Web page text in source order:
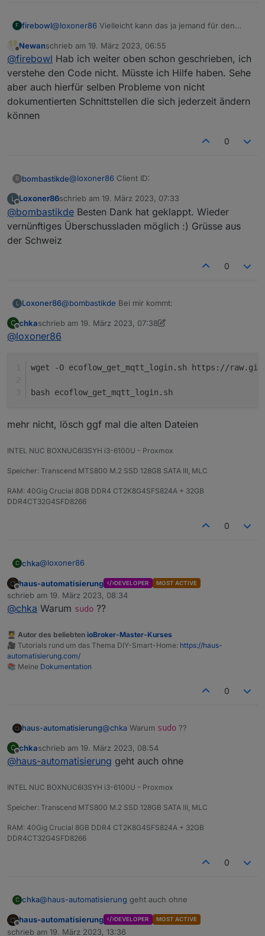
F firebowl@loxoner86 Vielleicht kann das ja jemand für den
Offline
Newanschrieb am 19. März 2023, 06:55
zuletzt editiert von
@firebowl Hab ich weiter oben schon geschrieben, ich
verstehe den Code nicht. Müsste ich Hilfe haben. Sehe
aber auch hierfür selben Probleme von nicht
dokumentierten Schnittstellen die sich jederzeit ändern
können
0
B bombastikde@loxoner86 Client ID:
ANDROID_<UUID>_<userId>
Also zum Beispiel:
L
Offline
Loxoner86schrieb am 19. März 2023, 07:33
zuletzt editiert von
@bombastikde Besten Dank hat geklappt. Wieder
vernünftiges Überschussladen möglich :) Grüsse aus
der Schweiz
0
L Loxoner86@bombastikde Bei mir kommt:
./ecoflow_get_mqtt_login.sh: Zeile 8: `<!DOCTYPE
C
Offline
chkaschrieb am 19. März 2023, 07:38
zuletzt editiert von chka4. Mai 2023, 16:26
@loxoner86
wget -O ecoflow_get_mqtt_login.sh https://
bash ecoflow_get_mqtt_login.sh
mehr nicht, lösch ggf mal die alten Dateien
INTEL NUC BOXNUC6I3SYH i3-6100U - Proxmox
Speicher: Transcend MTS800 M.2 SSD 128GB SATA III, MLC
RAM: 40Gig Crucial 8GB DDR4 CT2K8G4SFS824A + 32GB
DDR4CT32G4SFD8266
0
C chka@loxoner86
wget -O ecoflow_get_mqtt_login.sh https://
mehr nicht, lösch ggf mal die alten Dateien
Offline
haus-automatisierung DEVELOPER MOST ACTIVE
schrieb am 19. März 2023, 08:34
zuletzt editiert von
@chka Warum sudo ??
🧑‍🎓 Autor des beliebten ioBroker-Master-Kurses
🎥 Tutorials rund um das Thema DIY-Smart-Home: https://haus-
automatisierung.com/
📚 Meine Dokumentation
0
haus-automatisierung@chka Warum sudo ??
C
Offline
chkaschrieb am 19. März 2023, 08:54
zuletzt editiert von
@haus-automatisierung geht auch ohne
INTEL NUC BOXNUC6I3SYH i3-6100U - Proxmox
Speicher: Transcend MTS800 M.2 SSD 128GB SATA III, MLC
RAM: 40Gig Crucial 8GB DDR4 CT2K8G4SFS824A + 32GB
DDR4CT32G4SFD8266
0
C chka@haus-automatisierung geht auch ohne
Offline
haus-automatisierung DEVELOPER MOST ACTIVE
schrieb am 19. März 2023, 13:36